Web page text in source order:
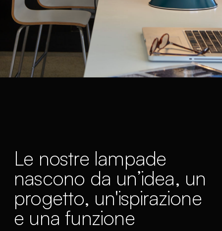
Le nostre lampade
nascono da un’idea, un
progetto, un'ispirazione
e una funzione